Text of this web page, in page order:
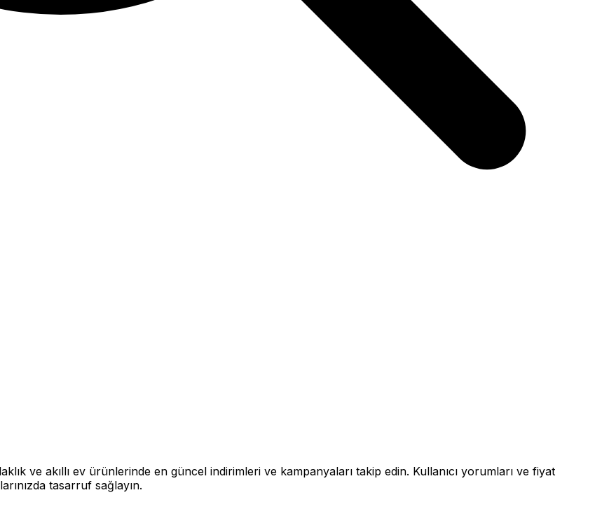
ve akıllı ev ürünlerinde en güncel indirimleri ve kampanyaları takip edin. Kullanıcı yorumları ve fiyat
tasarruf sağlayın.